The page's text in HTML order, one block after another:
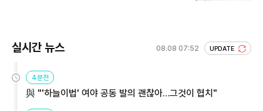
실시간 뉴스 08.08 07:52 UPDATE
4분전
與 "'하늘이법' 여야 공동 발의 괜찮아…그것이 협치"